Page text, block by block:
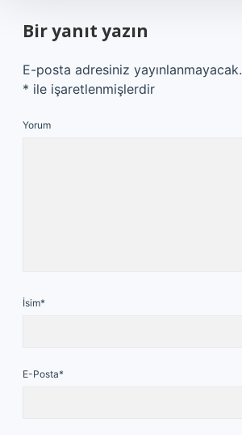
Bir yanıt yazın
E-posta adresiniz yayınlanmayacak.
* ile işaretlenmişlerdir
Yorum
İsim*
E-Posta*